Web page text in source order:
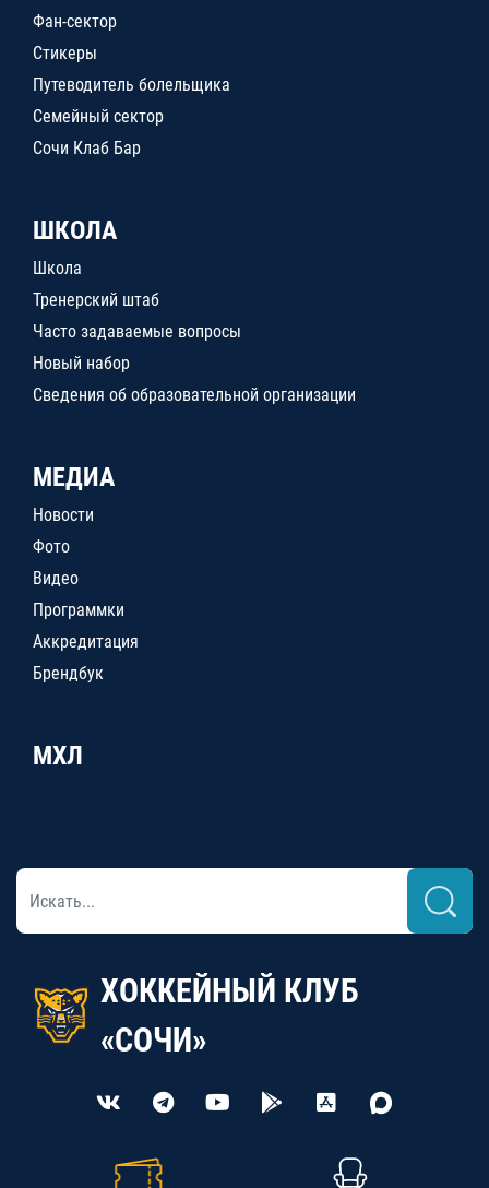
Фан-сектор
Стикеры
Путеводитель болельщика
Семейный сектор
Сочи Клаб Бар
ШКОЛА
Школа
Тренерский штаб
Часто задаваемые вопросы
Новый набор
Сведения об образовательной организации
МЕДИА
Новости
Фото
Видео
Программки
Аккредитация
Брендбук
МХЛ
ХОККЕЙНЫЙ КЛУБ
«СОЧИ»